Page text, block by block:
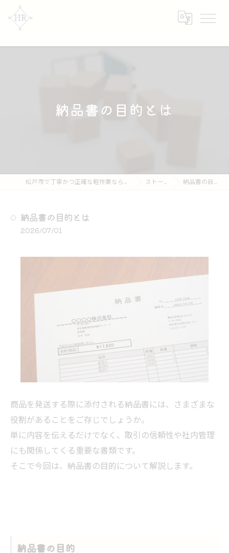
納品書の目的とは
松戸市で丁寧かつ正確な軽作業なら【株式会社HR】 ストーリー 納品書の目的とは
納品書の目的とは
2026/07/01
商品を発送する際に添付される納品書には、さまざまな
役割があることをご存じでしょうか。
単に内容を伝えるだけでなく、取引の信頼性や社内管理
にも関係してくる重要な書類です。
そこで今回は、納品書の目的について解説します。
納品書の目的